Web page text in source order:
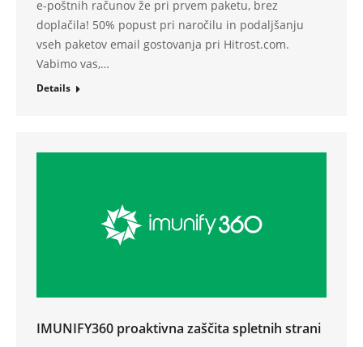
e-poštnih računov že pri prvem paketu, brez
doplačila! 50% popust pri naročilu in podaljšanju
vseh paketov email gostovanja pri Hitrost.com.
Vabimo vas,…
Details
IMUNIFY360 proaktivna zaščita spletnih strani